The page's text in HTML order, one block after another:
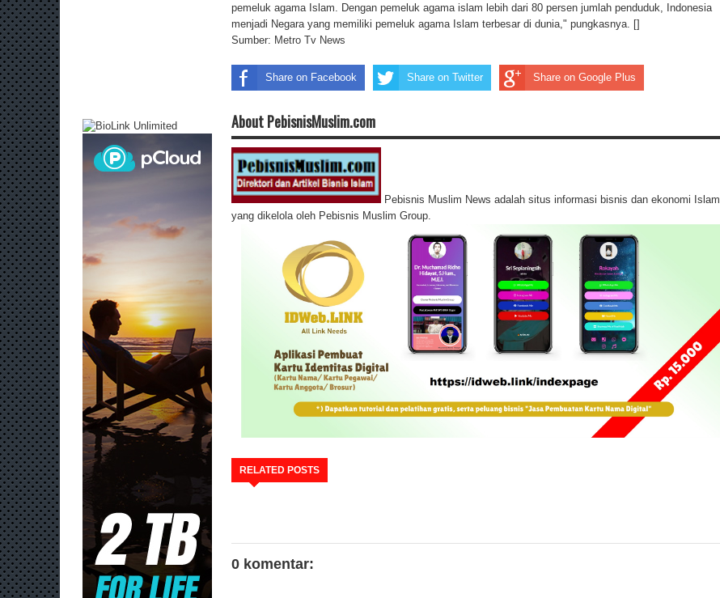
pemeluk agama Islam. Dengan pemeluk agama islam lebih dari 80 persen jumlah penduduk, Indonesia
menjadi Negara yang memiliki pemeluk agama Islam terbesar di dunia," pungkasnya. []
Sumber: Metro Tv News
Share on Facebook Share on Twitter Share on Google Plus
About PebisnisMuslim.com
Pebisnis Muslim News adalah situs informasi bisnis dan ekonomi Islam
yang dikelola oleh Pebisnis Muslim Group.
RELATED POSTS
0 komentar: